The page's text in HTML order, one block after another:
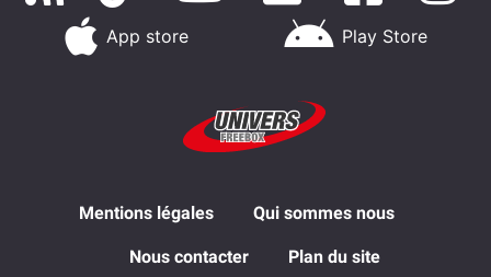
App store Play Store
Mentions légales Qui sommes nous
Nous contacter Plan du site